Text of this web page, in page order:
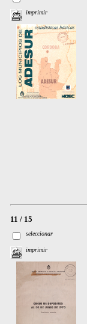
imprimir
11 / 15
seleccionar
imprimir